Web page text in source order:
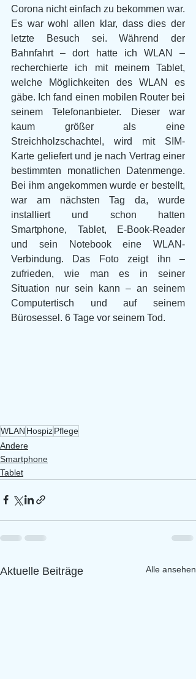
Corona nicht einfach zu bekommen war.
Es war wohl allen klar, dass dies der
letzte Besuch sei. Während der
Bahnfahrt – dort hatte ich WLAN –
recherchierte ich mit meinem Tablet,
welche Möglichkeiten des WLAN es
gäbe. Ich fand einen mobilen Router bei
seinem Telefonanbieter. Dieser war
kaum größer als eine
Streichholzschachtel, wird mit SIM-
Karte geliefert und je nach Vertrag einer
bestimmten monatlichen Datenmenge.
Bei ihm angekommen wurde er bestellt,
war am nächsten Tag da, wurde
installiert und schon hatten
Smartphone, Tablet, E-Book-Reader
und sein Notebook eine WLAN-
Verbindung. Das Foto zeigt ihn –
zufrieden, wie man es in seiner
Situation nur sein kann – an seinem
Computertisch und auf seinem
Bürosessel. 6 Tage vor seinem Tod.
WLAN HospizPflege
Andere
Smartphone
Tablet
Aktuelle Beiträge Alle ansehen